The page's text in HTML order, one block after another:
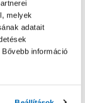
melyek
adatait
információ